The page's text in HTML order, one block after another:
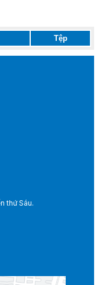
Tệp
thứ Sáu.